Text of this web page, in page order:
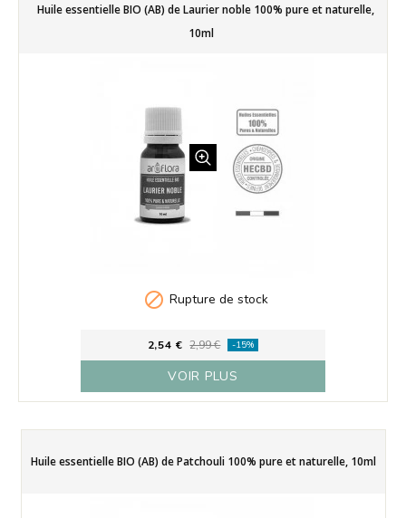
Huile essentielle BIO (AB) de Laurier noble 100% pure et naturelle,
10ml
 Rupture de stock
2,54 € 2,99 € -15%
VOIR PLUS
Huile essentielle BIO (AB) de Patchouli 100% pure et naturelle, 10ml